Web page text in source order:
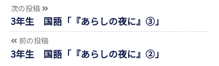
次の投稿
3年生 国語「『あらしの夜に』③」
前の投稿
3年生 国語「『あらしの夜に』②」